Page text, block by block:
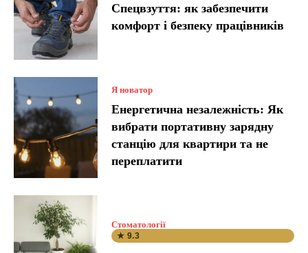
Спецвзуття: як забезпечити
комфорт і безпеку працівників
Я новатор
Енергетична незалежність: Як
вибрати портативну зарядну
станцію для квартири та не
переплатити
Стоматології
★ 9.3